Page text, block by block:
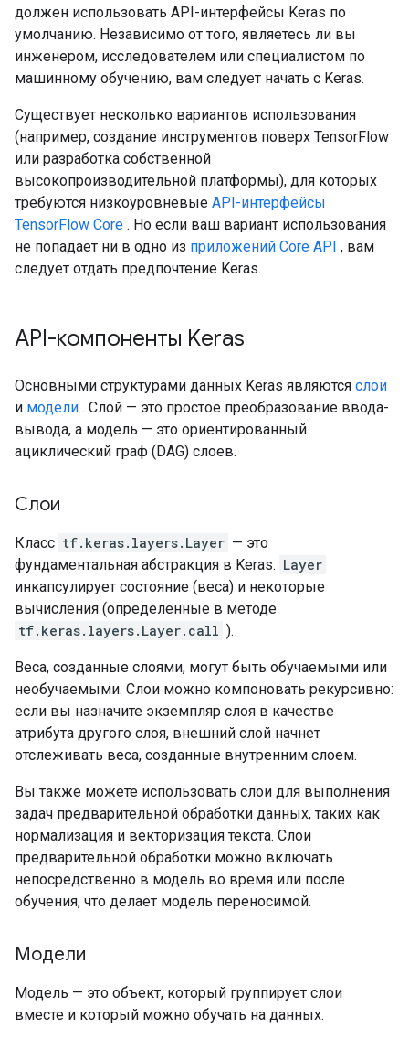
должен использовать API-интерфейсы Keras по
умолчанию. Независимо от того, являетесь ли вы
инженером, исследователем или специалистом по
машинному обучению, вам следует начать с Keras.
Существует несколько вариантов использования
(например, создание инструментов поверх TensorFlow
или разработка собственной
высокопроизводительной платформы), для которых
требуются низкоуровневые API-интерфейсы
TensorFlow Core . Но если ваш вариант использования
не попадает ни в одно из приложений Core API , вам
следует отдать предпочтение Keras.
API-компоненты Keras
Основными структурами данных Keras являются слои
и модели . Слой — это простое преобразование ввода-
вывода, а модель — это ориентированный
ациклический граф (DAG) слоев.
Слои
Класс tf.keras.layers.Layer — это
фундаментальная абстракция в Keras. Layer
инкапсулирует состояние (веса) и некоторые
вычисления (определенные в методе
tf.keras.layers.Layer.call ).
Веса, созданные слоями, могут быть обучаемыми или
необучаемыми. Слои можно компоновать рекурсивно:
если вы назначите экземпляр слоя в качестве
атрибута другого слоя, внешний слой начнет
отслеживать веса, созданные внутренним слоем.
Вы также можете использовать слои для выполнения
задач предварительной обработки данных, таких как
нормализация и векторизация текста. Слои
предварительной обработки можно включать
непосредственно в модель во время или после
обучения, что делает модель переносимой.
Модели
Модель — это объект, который группирует слои
вместе и который можно обучать на данных.